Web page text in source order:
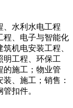
、水利水电工程
程、电子与智能化
机电安装工程、
明工程、环保工
的施工；物业管
、施工；销售：
扣件。